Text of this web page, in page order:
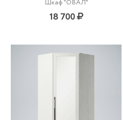
Шкаф "ОВАЛ"
18 700